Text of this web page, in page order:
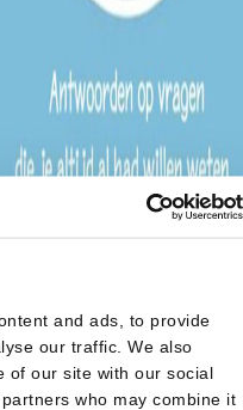
and ads, to provide
our traffic. We also
of our site with our social
who may combine it